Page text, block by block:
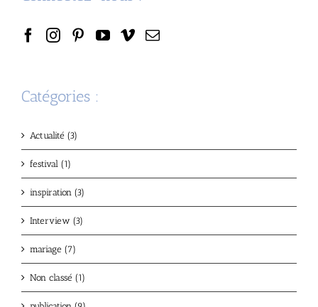
Catégories :
Actualité (3)
festival (1)
inspiration (3)
Interview (3)
mariage (7)
Non classé (1)